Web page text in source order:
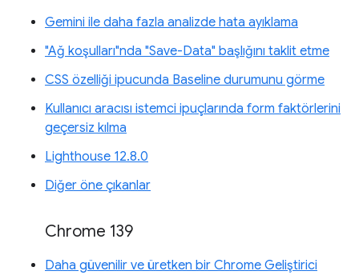
Gemini ile daha fazla analizde hata ayıklama
"Ağ koşulları"nda "Save-Data" başlığını taklit etme
CSS özelliği ipucunda Baseline durumunu görme
Kullanıcı aracısı istemci ipuçlarında form faktörlerini
geçersiz kılma
Lighthouse 12.8.0
Diğer öne çıkanlar
Chrome 139
Daha güvenilir ve üretken bir Chrome Geliştirici